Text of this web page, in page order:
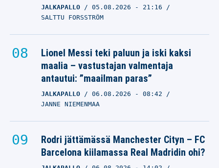
JALKAPALLO 05.08.2026 - 21:16
SALTTU FORSSTRÖM
Lionel Messi teki paluun ja iski kaksi
maalia – vastustajan valmentaja
antautui: ”maailman paras”
JALKAPALLO 06.08.2026 - 08:42
JANNE NIEMENMAA
Rodri jättämässä Manchester Cityn – FC
Barcelona kiilamassa Real Madridin ohi?